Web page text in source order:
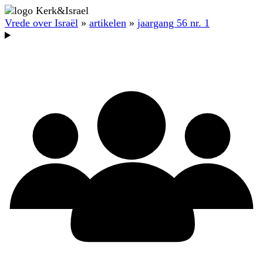
Vrede over Israël » artikelen » jaargang 56 nr. 1